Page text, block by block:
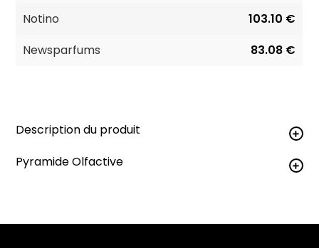
Notino
103.10 €
Newsparfums
83.08 €
Description du produit
Pyramide Olfactive